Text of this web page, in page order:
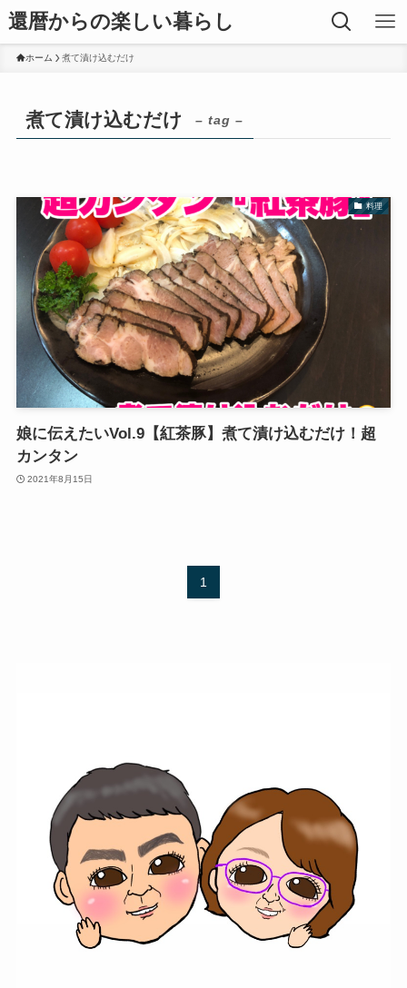
還暦からの楽しい暮らし
ホーム 煮て漬け込むだけ
煮て漬け込むだけ – tag –
料理
娘に伝えたいVol.9【紅茶豚】煮て漬け込むだけ！超
カンタン
2021年8月15日
1